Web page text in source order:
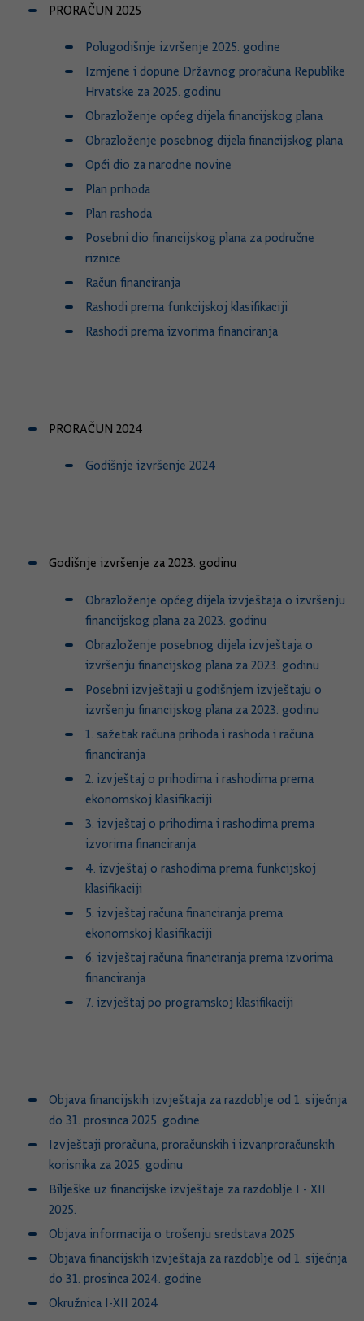
PRORAČUN 2025
Polugodišnje izvršenje 2025. godine
Izmjene i dopune Državnog proračuna Republike
Hrvatske za 2025. godinu
Obrazloženje općeg dijela financijskog plana
Obrazloženje posebnog dijela financijskog plana
Opći dio za narodne novine
Plan prihoda
Plan rashoda
Posebni dio financijskog plana za područne
riznice
Račun financiranja
Rashodi prema funkcijskoj klasifikaciji
Rashodi prema izvorima financiranja
PRORAČUN 2024
Godišnje izvršenje 2024
Godišnje izvršenje za 2023. godinu
Obrazloženje općeg dijela izvještaja o izvršenju
financijskog plana za 2023. godinu
Obrazloženje posebnog dijela izvještaja o
izvršenju financijskog plana za 2023. godinu
Posebni izvještaji u godišnjem izvještaju o
izvršenju financijskog plana za 2023. godinu
1. sažetak računa prihoda i rashoda i računa
financiranja
2. izvještaj o prihodima i rashodima prema
ekonomskoj klasifikaciji
3. izvještaj o prihodima i rashodima prema
izvorima financiranja
4. izvještaj o rashodima prema funkcijskoj
klasifikaciji
5. izvještaj računa financiranja prema
ekonomskoj klasifikaciji
6. izvještaj računa financiranja prema izvorima
financiranja
7. izvještaj po programskoj klasifikaciji
Objava financijskih izvještaja za razdoblje od 1. siječnja
do 31. prosinca 2025. godine
Izvještaji proračuna, proračunskih i izvanproračunskih
korisnika za 2025. godinu
Bilješke uz financijske izvještaje za razdoblje I - XII
2025.
Objava informacija o trošenju sredstava 2025
Objava financijskih izvještaja za razdoblje od 1. siječnja
do 31. prosinca 2024. godine
Okružnica I-XII 2024